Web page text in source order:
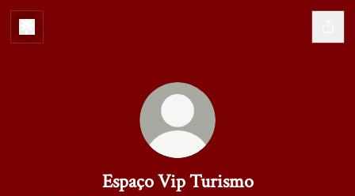
Espaço Vip Turismo